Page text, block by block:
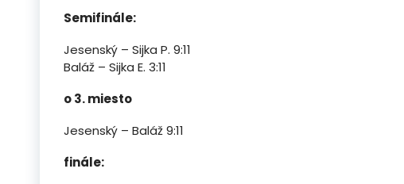
Semifinále:
Jesenský – Sijka P. 9:11
Baláž – Sijka E. 3:11
o 3. miesto
Jesenský – Baláž 9:11
finále: